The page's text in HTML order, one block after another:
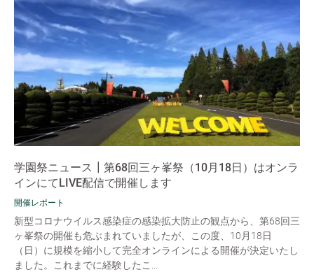
学園祭ニュース┃第68回三ヶ峯祭（10月18日）はオンラ
インにてLIVE配信で開催します
開催レポート
新型コロナウイルス感染症の感染拡大防止の観点から、第68回三
ヶ峯祭の開催も危ぶまれていましたが、この度、10月18日
（日）に規模を縮小して完全オンラインによる開催が決定いたし
ました。これまでに経験したこ...